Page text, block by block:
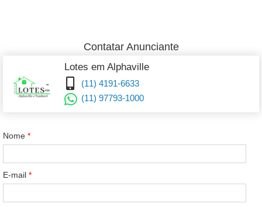
Contatar Anunciante
Lotes em Alphaville
(11) 4191-6633
(11) 97793-1000
Nome *
E-mail *